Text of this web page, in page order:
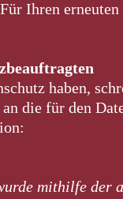
Ihren
haben,
die für den
mithilfe der